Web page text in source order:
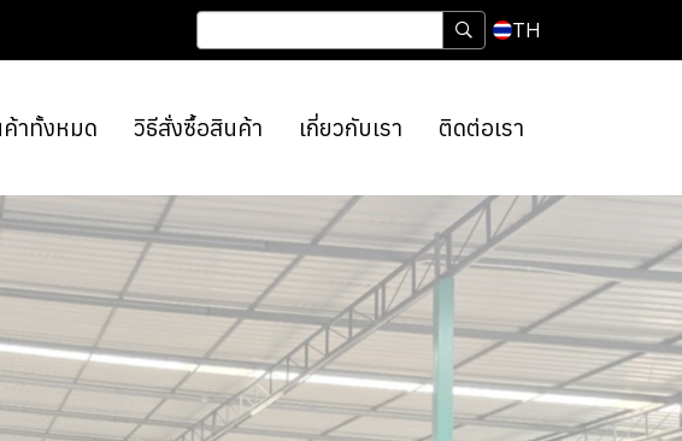
TH
าทั้งหมด วิธีสั่งซื้อสินค้า เกี่ยวกับเรา ติดต่อเรา